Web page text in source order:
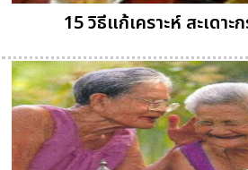
15 วิธีแก้เคราะห์ สะเดาะ